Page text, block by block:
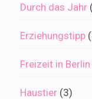
Durch das Jahr
Erziehungstipp
Freizeit in Berlin
Haustier (3)